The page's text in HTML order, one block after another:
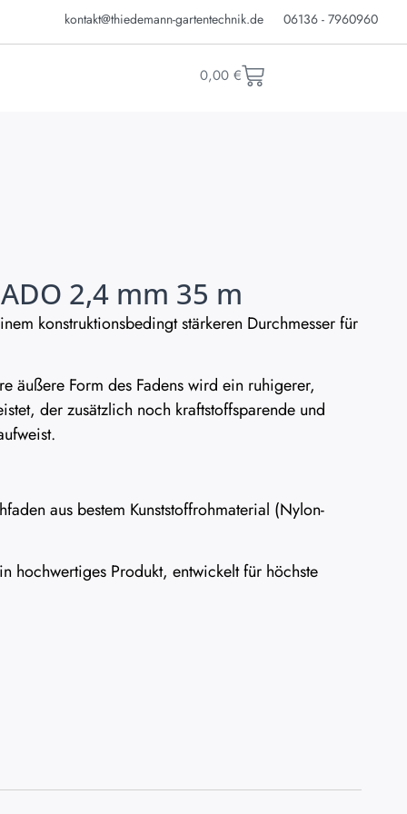
kontakt@thiedemann-gartentechnik.de 06136 - 7960960
0,00 €
2,4 mm 35 m
konstruktionsbedingt stärkeren Durchmesser für
äußere Form des Fadens wird ein ruhigerer,
der zusätzlich noch kraftstoffsparende und
aus bestem Kunststoffrohmaterial (Nylon-
hochwertiges Produkt, entwickelt für höchste